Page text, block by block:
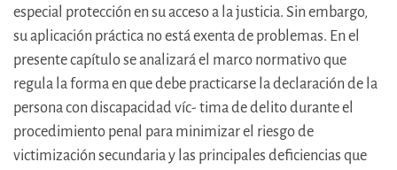
especial protección en su acceso a la justicia. Sin embargo,
su aplicación práctica no está exenta de problemas. En el
presente capítulo se analizará el marco normativo que
regula la forma en que debe practicarse la declaración de la
persona con discapacidad víc- tima de delito durante el
procedimiento penal para minimizar el riesgo de
victimización secundaria y las principales deficiencias que